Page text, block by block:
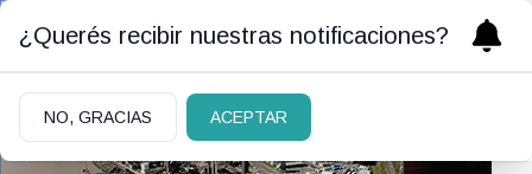
¿Querés recibir nuestras notificaciones?
NO, GRACIAS ACEPTAR